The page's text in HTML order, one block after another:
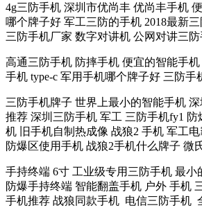
4g三防手机 深圳市优尚丰 优尚丰手机
哪个牌子好 军工三防的手机 2018最新
三防手机厂家 数字对讲机 公网对讲三
高通三防手机 防摔手机 便宜的智能手
手机 type-c 军用手机哪个牌子好 三防
三防手机牌子 世界上最小的智能手机
推荐 深圳三防手机 军工 三防手机fy1
机 旧手机自制热成像 战狼2 手机 军工
防爆区使用手机 战狼2手机什么牌子 微
手持终端 6寸 工业级专用三防手机 最
防爆手持终端 智能翻盖手机 户外 手机
手机推荐 战狼同款手机 电信三防手机